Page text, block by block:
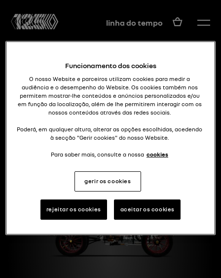
linha do tempo PT
Type A
TYPE K
Funcionamento dos cookies
O nosso Website e parceiros utilizam cookies para medir a
audiência e o desempenho do Website. Os cookies também nos
permitem mostrar-lhe conteúdos e anúncios personalizados e/ou
em função da localização, além de lhe permitirem interagir com os
nossos conteúdos através das redes sociais.
Poderá, em qualquer altura, alterar as opções escolhidas, acedendo
à secção "Gerir cookies" do nosso Website.
Para saber mais, consulte a nossa cookies
gerir os cookies
rejeitar os cookies aceitar os cookies